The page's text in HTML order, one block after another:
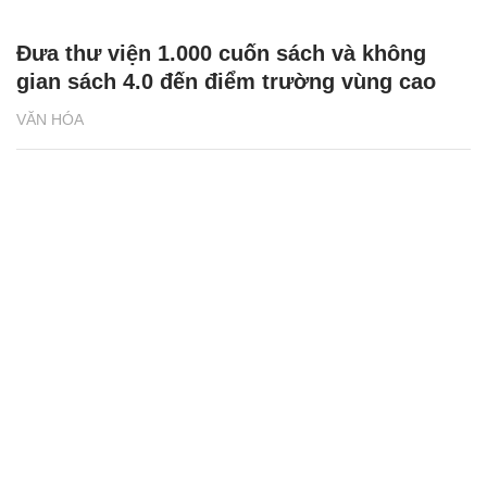
VĂN HÓA
Đưa thư viện 1.000 cuốn sách và không
gian sách 4.0 đến điểm trường vùng cao